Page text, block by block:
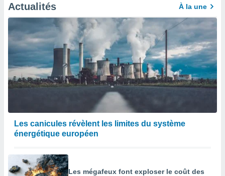
Actualités À la une
Les canicules révèlent les limites du système
énergétique européen
Les mégafeux font exploser le coût des